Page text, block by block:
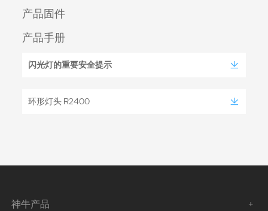
产品固件
产品手册
闪光灯的重要安全提示
环形灯头 R2400
神牛产品